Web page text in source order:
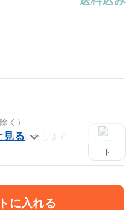
く）
連絡いたします
に入れる